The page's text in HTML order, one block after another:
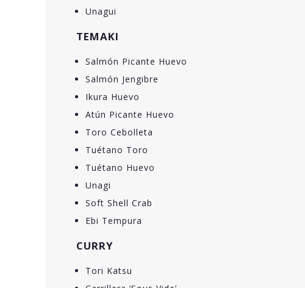
Unagui
TEMAKI
Salmón Picante Huevo
Salmón Jengibre
Ikura Huevo
Atún Picante Huevo
Toro Cebolleta
Tuétano Toro
Tuétano Huevo
Unagi
Soft Shell Crab
Ebi Tempura
CURRY
Tori Katsu